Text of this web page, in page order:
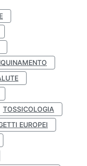
TOSSICOLOGIA
EUROPEI